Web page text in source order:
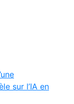
sur l’IA en